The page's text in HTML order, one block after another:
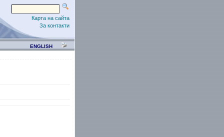
Карта на сайта
За контакти
ENGLISH